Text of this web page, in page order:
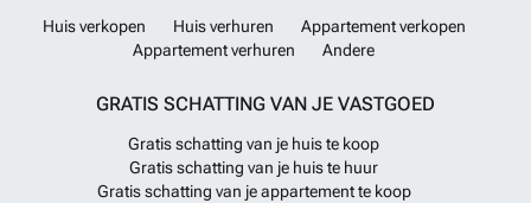
Huis verkopen Huis verhuren
Appartement verkopen
Appartement verhuren
Andere
GRATIS SCHATTING VAN JE VASTGOED
Gratis schatting van je huis te koop
Gratis schatting van je huis te huur
Gratis schatting van je appartement te koop